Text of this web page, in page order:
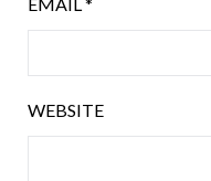
WEBSITE